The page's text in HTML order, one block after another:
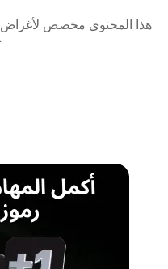
هذا المحتوى مخصص لأغراض
نصيحة مالية أو استثمارية أو قانونية.